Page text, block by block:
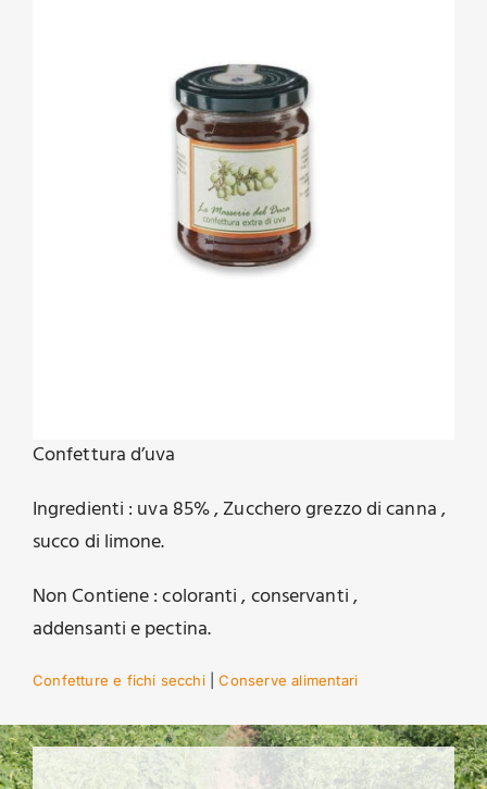
Confettura d’uva
Ingredienti : uva 85% , Zucchero grezzo di canna ,
succo di limone.
Non Contiene : coloranti , conservanti ,
addensanti e pectina.
Confetture e fichi secchi|Conserve alimentari